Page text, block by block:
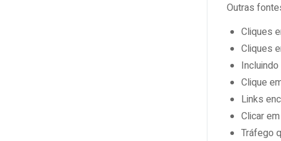
Outras
Cliques
Cliques
Clique
Links
Clicar
Tráfego